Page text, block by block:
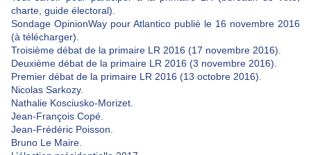
charte, guide électoral).
Sondage OpinionWay pour Atlantico publié le 16 novembre 2016
(à télécharger).
Troisième débat de la primaire LR 2016 (17 novembre 2016).
Deuxième débat de la primaire LR 2016 (3 novembre 2016).
Premier débat de la primaire LR 2016 (13 octobre 2016).
Nicolas Sarkozy.
Nathalie Kosciusko-Morizet.
Jean-François Copé.
Jean-Frédéric Poisson.
Bruno Le Maire.